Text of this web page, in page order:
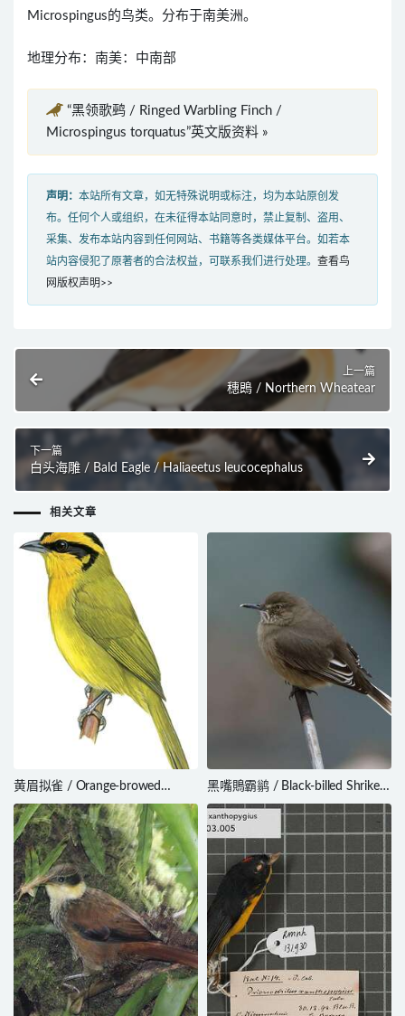
Microspingus的鸟类。分布于南美洲。
地理分布：南美：中南部
“黑领歌鹀 / Ringed Warbling Finch /
Microspingus torquatus”英文版资料 »
声明： 本站所有文章，如无特殊说明或标注，均为本站原创发
布。任何个人或组织，在未征得本站同意时，禁止复制、盗用、
采集、发布本站内容到任何网站、书籍等各类媒体平台。如若本
站内容侵犯了原著者的合法权益，可联系我们进行处理。 查看鸟
网版权声明>>
上一篇
穗鵖 / Northern Wheatear
下一篇
白头海雕 / Bald Eagle / Haliaeetus leucocephalus
相关文章
黄眉拟雀 / Orange-browed
Hemispingus / Kleinothraupis
calophrys
黑嘴鵙霸鹟 / Black-billed Shrike-
Tyrant / Agriornis montanus